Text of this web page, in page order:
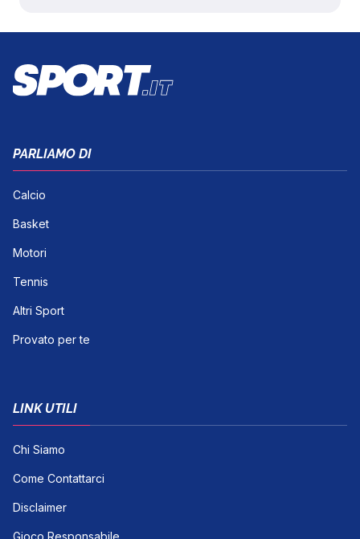
PARLIAMO DI
Calcio
Basket
Motori
Tennis
Altri Sport
Provato per te
LINK UTILI
Chi Siamo
Come Contattarci
Disclaimer
Gioco Responsabile